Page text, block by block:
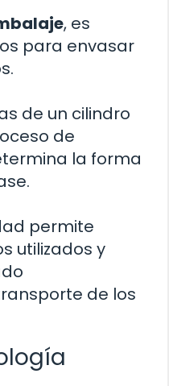
, es
para envasar
de un cilindro
de
la forma
permite
utilizados y
de los